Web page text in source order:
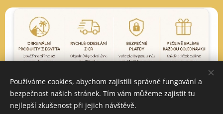
Vytvořeno službouWebnode
Používáme cookies, abychom zajistili správné fungování a
bezpečnost našich stránek. Tím vám můžeme zajistit tu
nejlepší zkušenost při jejich návštěvě.